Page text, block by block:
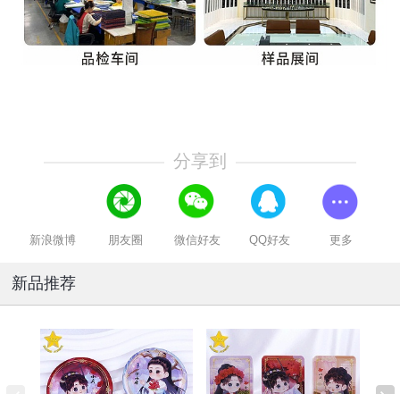
分享到
新浪微博 朋友圈 微信好友 QQ好友 更多
新品推荐